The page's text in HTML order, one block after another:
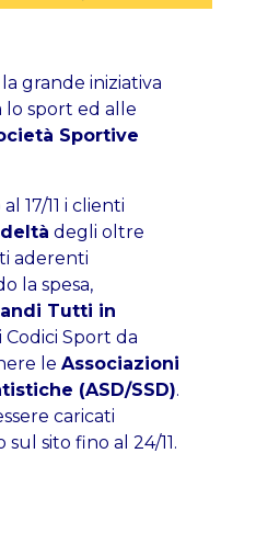
grande iniziativa
lo sport ed alle
Sportive
17/11 i clienti
degli oltre
aderenti
la spesa,
Tutti in
Sport da
leAssociazioni
(ASD/SSD).
caricati
sito fino al 24/11.